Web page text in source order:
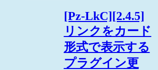
[Pz-LkC][2.4.5]
リンクをカード
形式で表示する
プラグイン更